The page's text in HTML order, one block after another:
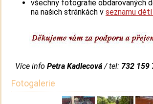
všechny fotografie obdarovaných
na našich stránkách v seznamu
Více info Petra Kadlecová/ tel:732 159
Fotogalerie